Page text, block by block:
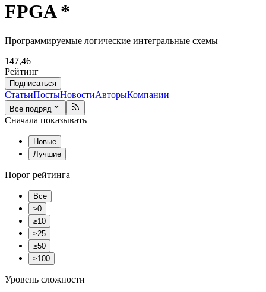
FPGA*
Программируемые логические интегральные схемы
147,46
Рейтинг
Подписаться
СтатьиПостыНовостиАвторыКомпании
Все подряд
Сначала показывать
Новые
Лучшие
Порог рейтинга
Все
≥0
≥10
≥25
≥50
≥100
Уровень сложности